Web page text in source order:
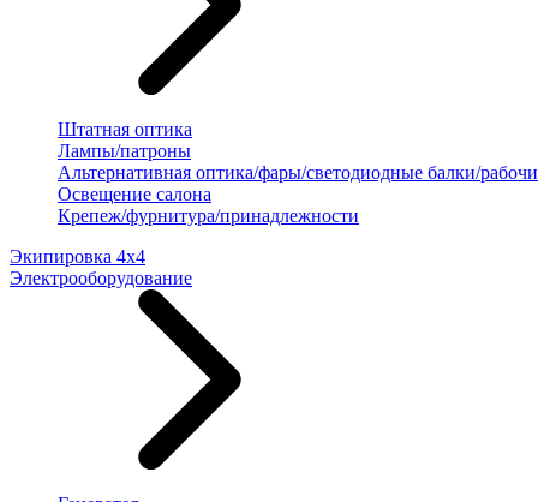
Штатная оптика
Лампы/патроны
Альтернативная оптика/фары/светодиодные балки/
Освещение салона
Крепеж/фурнитура/принадлежности
Экипировка 4х4
Электрооборудование